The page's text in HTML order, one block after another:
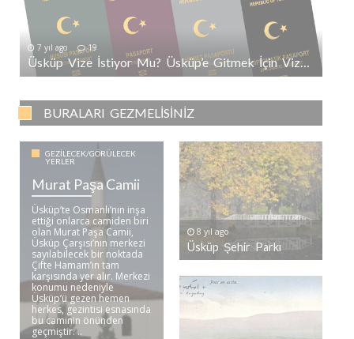
7 yıl ago 19
Üsküp Vize İstiyor Mu? Üsküp’e Gitmek İçin Vize Gerekli Mi?
BURALARI GEZMELISINIZ
GEZILECEK/GÖRÜLECEK
YERLER
Murat Paşa Camii
Üsküp’te Osmanlı’nın inşa
ettiği onlarca camiden biri
olan Murat Paşa Camii,
Üsküp Çarşısı’nın merkezi
sayılabilecek bir noktada
Çifte Hamam’ın tam
karşısında yer alır. Merkezi
konumu nedeniyle
Üsküp’ü gezen hemen
herkes, gezintisi esnasında
bu caminin önünden
geçmiştir. ..
8 yıl ago
Üsküp Şehir Parkı